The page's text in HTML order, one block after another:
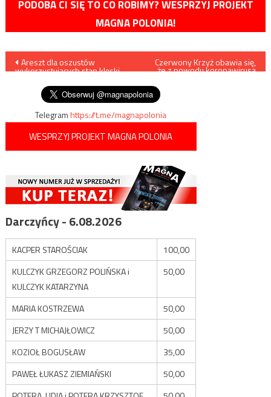
PODOBA CI SIĘ TO CO ROBIMY? WESPRZYJ PROJEKT
MAGNA POLONIA!
Nawigacja
wpisu
Areszt dla oszustów
wykorzystujących stan klęski
Czerwony Krzyż obawia się,
że z powodu koronawirusa
Telegramhttps://t.me/magnapolonia
WESPRZYJ PROJEKT MAGNA POLONIA
Darczyńcy - 6.08.2026
KACPER STAROŚCIAK
100,00
KULCZYK GRZEGORZ POLIŃSKA i
KULCZYK KATARZYNA
50,00
MARIA KOSTRZEWA
50,00
JERZY T MICHAJŁOWICZ
50,00
KOZIOŁ BOGUSŁAW
35,00
PAWEŁ ŁUKASZ ZIEMIAŃSKI
50,00